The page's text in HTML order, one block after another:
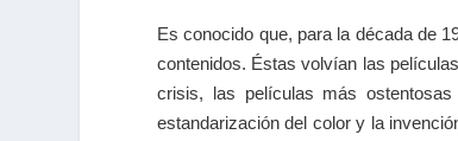
Es conocido que, para la década de
contenidos. Éstas volvían las
crisis, las películas más
estandarización del color y la